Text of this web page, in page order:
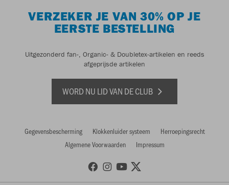
VERZEKER JE VAN 30% OP JE
EERSTE BESTELLING
Uitgezonderd fan-, Organic- & Doubletex-artikelen en reeds
afgeprijsde artikelen
WORD NU LID VAN DE CLUB
Gegevensbescherming Klokkenluider systeem
Herroepingsrecht
Algemene Voorwaarden
Impressum